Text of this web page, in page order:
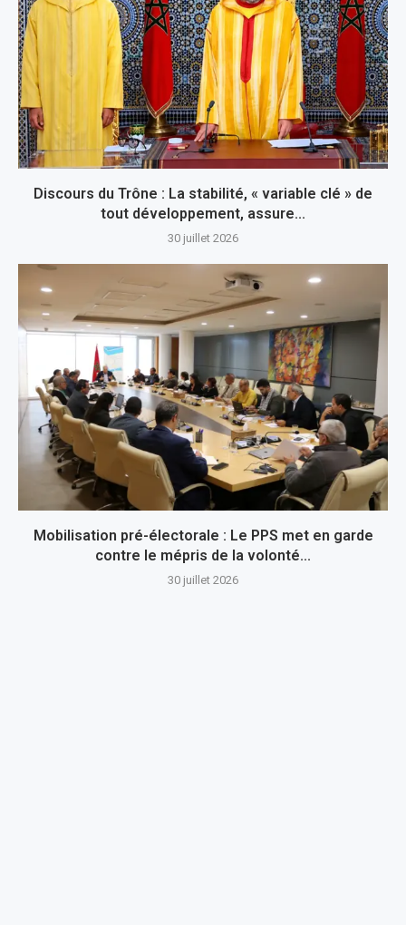
Discours du Trône : La stabilité, « variable clé » de
tout développement, assure...
30 juillet 2026
Mobilisation pré-électorale : Le PPS met en garde
contre le mépris de la volonté...
30 juillet 2026